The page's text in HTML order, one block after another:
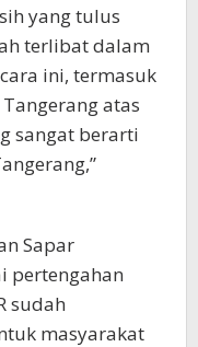
yang tulus
terlibat dalam
ini, termasuk
atas
sangat berarti
Sapar
pertengahan
sudah
masyarakat